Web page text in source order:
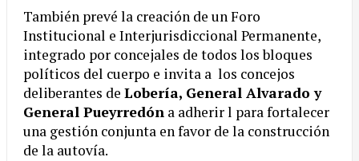
También prevé la creación de un Foro
Institucional e Interjurisdiccional Permanente,
integrado por concejales de todos los bloques
políticos del cuerpo e invita a los concejos
deliberantes de Lobería, General Alvarado y
General Pueyrredón a adherir l para fortalecer
una gestión conjunta en favor de la construcción
de la autovía.